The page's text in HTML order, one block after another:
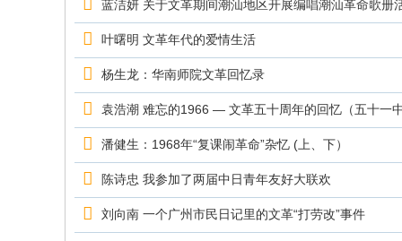
蓝洁妍 关于文革期间潮汕地区开展编唱潮汕革命歌册
叶曙明 文革年代的爱情生活
杨生龙：华南师院文革回忆录
袁浩潮 难忘的1966 — 文革五十周年的回忆（五十一中
潘健生：1968年“复课闹革命”杂忆 (上、下）
陈诗忠 我参加了两届中日青年友好大联欢
刘向南 一个广州市民日记里的文革“打劳改”事件